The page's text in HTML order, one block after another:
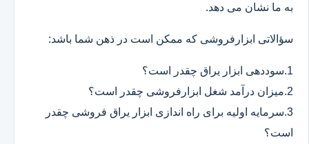
به ما نشان می دهد.
سؤالاتی ابزارفروشی که ممکن است در ذهن شما باشد:
1.سوددهی ابزار یراق چقدر است؟
2.میزان درآمد شغل ابزارفروشی چقدر است؟
3.سرمایه اولیه برای راه اندازی ابزار یراق فروشی چقدر
است؟